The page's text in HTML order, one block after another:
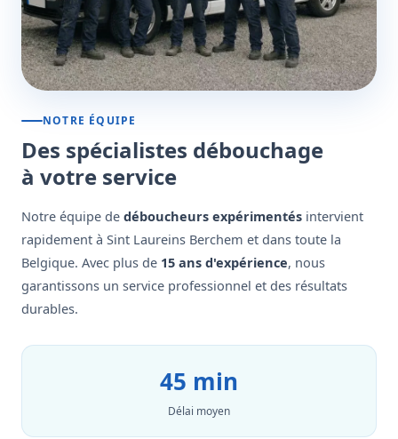
NOTRE ÉQUIPE
Des spécialistes débouchage
à votre service
Notre équipe de déboucheurs expérimentés intervient
rapidement à Sint Laureins Berchem et dans toute la
Belgique. Avec plus de 15 ans d'expérience, nous
garantissons un service professionnel et des résultats
durables.
45 min
Délai moyen